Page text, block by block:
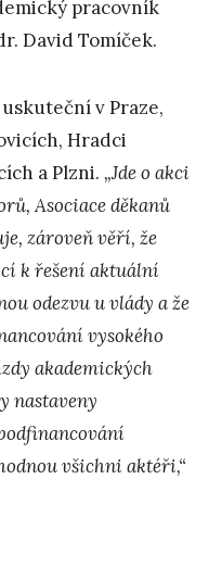
pracovník
David Tomíček.
v Praze,
Hradci
a Plzni. „Jde o akci
Asociace děkanů
zároveň věří, že
k řešení aktuální
odezvu u vlády a že
vysokého
akademických
nastaveny
všichni aktéři,“